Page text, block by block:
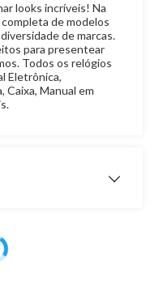
looks incríveis! Na
de modelos
de marcas.
para presentear
Todos os relógios
Eletrônica,
Caixa, Manual em